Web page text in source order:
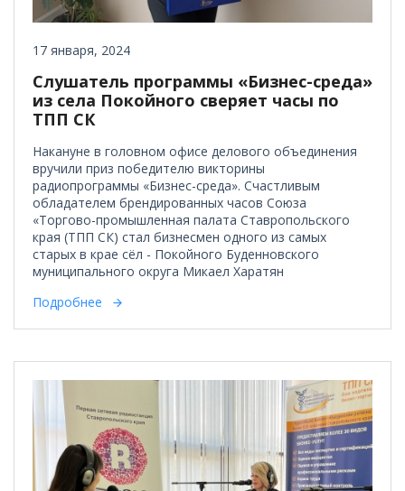
17 января, 2024
Слушатель программы «Бизнес-среда»
из села Покойного сверяет часы по
ТПП СК
Накануне в головном офисе делового объединения
вручили приз победителю викторины
радиопрограммы «Бизнес-среда». Счастливым
обладателем брендированных часов Союза
«Торгово-промышленная палата Ставропольского
края (ТПП СК) стал бизнесмен одного из самых
старых в крае сёл - Покойного Буденновского
муниципального округа Микаел Харатян
Подробнее